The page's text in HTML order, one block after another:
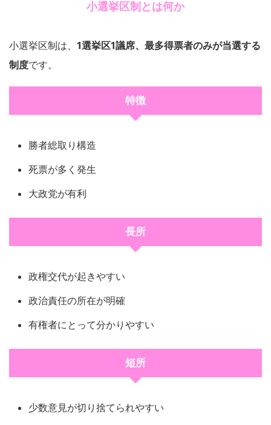
小選挙区制とは何か
小選挙区制は、 1選挙区1議席、最多得票者のみが当選する
制度です。
特徴
勝者総取り構造
死票が多く発生
大政党が有利
長所
政権交代が起きやすい
政治責任の所在が明確
有権者にとって分かりやすい
短所
少数意見が切り捨てられやすい